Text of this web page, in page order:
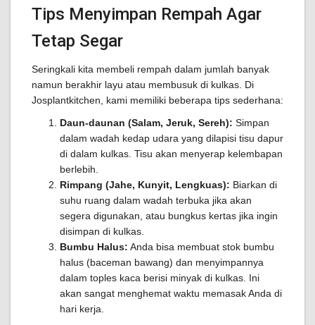
Tips Menyimpan Rempah Agar
Tetap Segar
Seringkali kita membeli rempah dalam jumlah banyak
namun berakhir layu atau membusuk di kulkas. Di
Josplantkitchen, kami memiliki beberapa tips sederhana:
Daun-daunan (Salam, Jeruk, Sereh): Simpan
dalam wadah kedap udara yang dilapisi tisu dapur
di dalam kulkas. Tisu akan menyerap kelembapan
berlebih.
Rimpang (Jahe, Kunyit, Lengkuas): Biarkan di
suhu ruang dalam wadah terbuka jika akan
segera digunakan, atau bungkus kertas jika ingin
disimpan di kulkas.
Bumbu Halus: Anda bisa membuat stok bumbu
halus (baceman bawang) dan menyimpannya
dalam toples kaca berisi minyak di kulkas. Ini
akan sangat menghemat waktu memasak Anda di
hari kerja.